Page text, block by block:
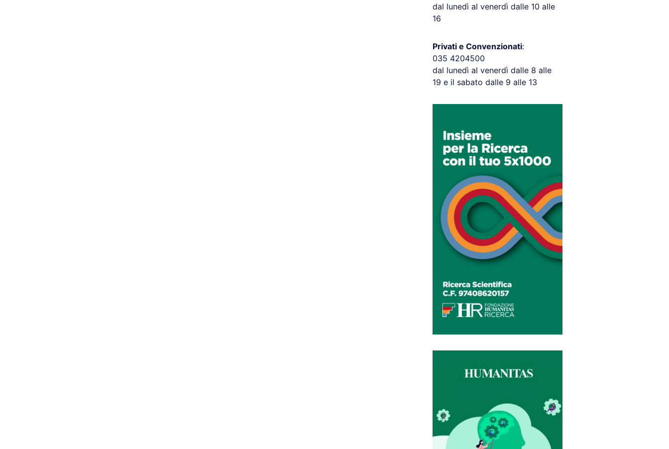
dal lunedì al venerdì dalle 10 alle
16
Privati e Convenzionati:
035 4204500
dal lunedì al venerdì dalle 8 alle
19 e il sabato dalle 9 alle 13